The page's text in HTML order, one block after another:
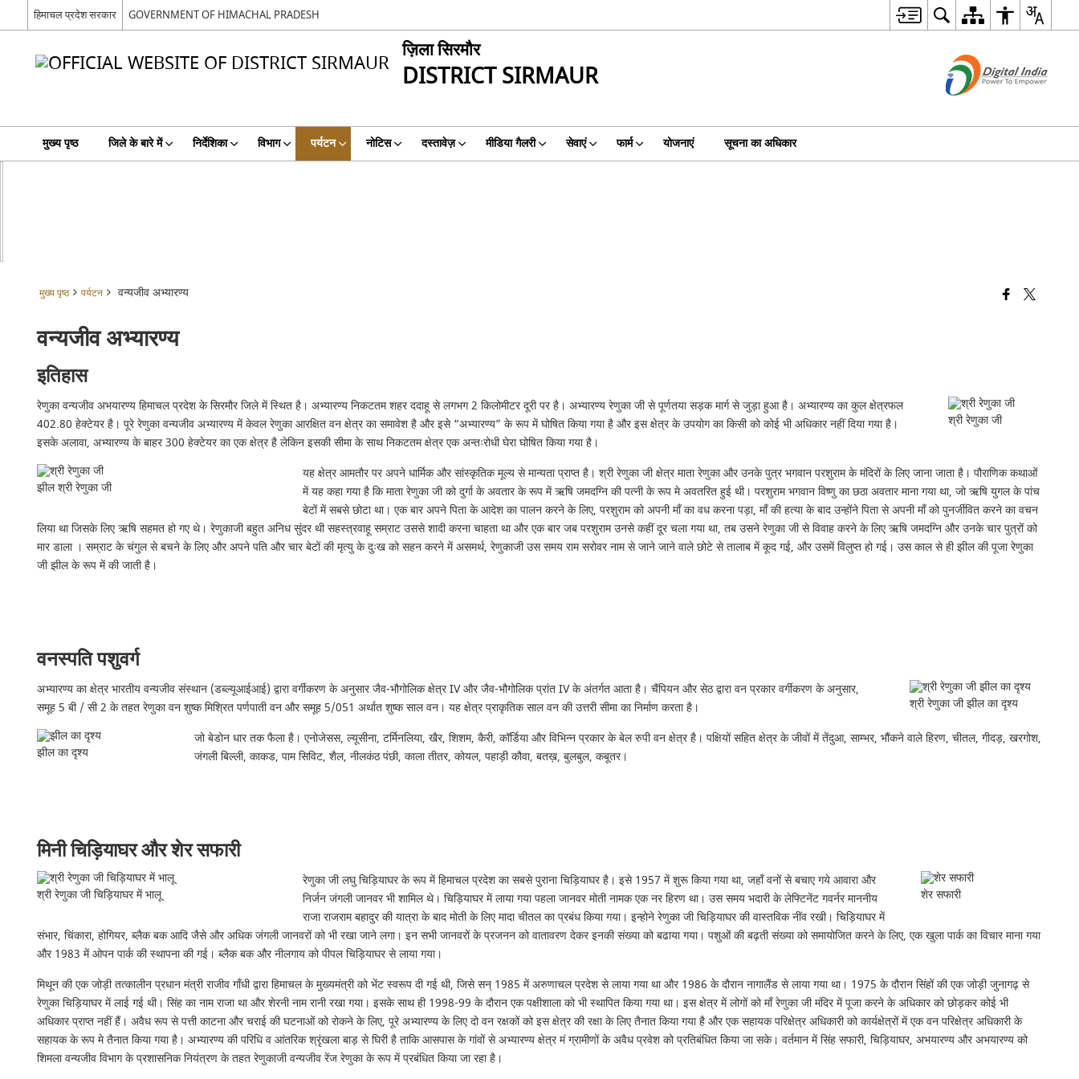
हिमाचल प्रदेश सरकार GOVERNMENT OF HIMACHAL PRADESH
ज़िला सिरमौर
DISTRICT SIRMAUR
मुख्य पृष्ठ जिले के बारे में निर्देशिका विभाग पर्यटन नोटिस दस्तावेज़ मीडिया गैलरी सेवाएं फार्म योजनाएं सूचना का अधिकार
मुख्य पृष्ठ पर्यटन वन्यजीव अभ्यारण्य
वन्यजीव अभ्यारण्य
इतिहास
श्री रेणुका जी
रेणुका वन्यजीव अभयारण्य हिमाचल प्रदेश के सिरमौर जिले में स्थित है। अभ्यारण्य निकटतम शहर ददाहू से लगभग 2 किलोमीटर दूरी पर है। अभ्यारण्य रेणुका जी से पूर्णतया सड़क मार्ग से जुड़ा हुआ है। अभ्यारण्य का कुल क्षेत्रफल
402.80 हेक्टेयर है। पूरे रेणुका वन्यजीव अभ्यारण्य में केवल रेणुका आरक्षित वन क्षेत्र का समावेश है और इसे “अभ्यारण्य” के रूप में घोषित किया गया है और इस क्षेत्र के उपयोग का किसी को कोई भी अधिकार नहीं दिया गया है।
इसके अलावा, अभ्यारण्य के बाहर 300 हेक्टेयर का एक क्षेत्र है लेकिन इसकी सीमा के साथ निकटतम क्षेत्र एक अन्तःरोधी घेरा घोषित किया गया है।
झील श्री रेणुका जी
यह क्षेत्र आमतौर पर अपने धार्मिक और सांस्कृतिक मूल्य से मान्यता प्राप्त है। श्री रेणुका जी क्षेत्र माता रेणुका और उनके पुत्र भगवान परशुराम के मंदिरों के लिए जाना जाता है। पौराणिक कथाओं
में यह कहा गया है कि माता रेणुका जी को दुर्गा के अवतार के रूप में ऋषि जमदग्नि की पत्नी के रूप मे अवतरित हुई थी। परशुराम भगवान विष्णु का छठा अवतार माना गया था, जो ऋषि युगल के पांच
बेटों में सबसे छोटा था। एक बार अपने पिता के आदेश का पालन करने के लिए, परशुराम को अपनी माँ का वध करना पड़ा, माँ की हत्या के बाद उन्होंने पिता से अपनी माँ को पुनर्जीवित करने का वचन
लिया था जिसके लिए ऋषि सहमत हो गए थे। रेणुकाजी बहुत अनिध सुंदर थी सहस्त्रवाहू सम्राट उससे शादी करना चाहता था और एक बार जब परशुराम उनसे कहीं दूर चला गया था, तब उसने रेणुका जी से विवाह करने के लिए ऋषि जमदग्नि और उनके चार पुत्रों को
मार डाला । सम्राट के चंगुल से बचने के लिए और अपने पति और चार बेटों की मृत्यु के दुःख को सहन करने में असमर्थ, रेणुकाजी उस समय राम सरोवर नाम से जाने जाने वाले छोटे से तालाब में कूद गई, और उसमें विलुप्त हो गई। उस काल से ही झील की पूजा रेणुका
जी झील के रूप में की जाती है।
वनस्पति पशुवर्ग
श्री रेणुका जी झील का दृश्य
अभ्यारण्य का क्षेत्र भारतीय वन्यजीव संस्थान (डब्ल्यूआईआई) द्वारा वर्गीकरण के अनुसार जैव-भौगोलिक क्षेत्र IV और जैव-भौगोलिक प्रांत IV के अंतर्गत आता है। चैंपियन और सेठ द्वारा वन प्रकार वर्गीकरण के अनुसार,
समूह 5 बी / सी 2 के तहत रेणुका वन शुष्क मिश्रित पर्णपाती वन और समूह 5/051 अर्थात शुष्क साल वन। यह क्षेत्र प्राकृतिक साल वन की उत्तरी सीमा का निर्माण करता है।
झील का दृश्य
जो बेडोन धार तक फैला है। एनोजेसस, ल्यूसीना, टर्मिनलिया, खैर, शिशम, कैरी, कॉर्डिया और विभिन्न प्रकार के बेल रुपी वन क्षेत्र है। पक्षियों सहित क्षेत्र के जीवों में तेंदुआ, साम्भर, भौंकने वाले हिरण, चीतल, गीदड़, खरगोश,
जंगली बिल्ली, काकड, पाम सिविट, शैल, नीलकंठ पंछी, काला तीतर, कोयल, पहाड़ी कौवा, बतख़, बुलबुल, कबूतर।
मिनी चिड़ियाघर और शेर सफारी
शेर सफारी
श्री रेणुका जी चिड़ियाघर में भालू
रेणुका जी लघु चिड़ियाघर के रूप में हिमाचल प्रदेश का सबसे पुराना चिड़ियाघर है। इसे 1957 में शुरू किया गया था, जहाँ वनों से बचाए गये आवारा और
निर्जन जंगली जानवर भी शामिल थे। चिड़ियाघर में लाया गया पहला जानवर मोती नामक एक नर हिरण था। उस समय भदारी के लेफ्टिनेंट गवर्नर माननीय
राजा राजराम बहादुर की यात्रा के बाद मोती के लिए मादा चीतल का प्रबंध किया गया। इन्होने रेणुका जी चिड़ियाघर की वास्तविक नींव रखी। चिड़ियाघर में
संभार, चिंकारा, होगियर, ब्लैक बक आदि जैसे और अधिक जंगली जानवरों को भी रखा जाने लगा। इन सभी जानवरों के प्रजनन को वातावरण देकर इनकी संख्या को बढाया गया। पशुओं की बढ़ती संख्या को समायोजित करने के लिए, एक खुला पार्क का विचार माना गया
और 1983 में ओपन पार्क की स्थापना की गई। ब्लैक बक और नीलगाय को पीपल चिड़ियाघर से लाया गया।
मिथून की एक जोड़ी तत्कालीन प्रधान मंत्री राजीव गाँधी द्वारा हिमाचल के मुख्यमंत्री को भेंट स्वरूप दी गई थी, जिसे सन् 1985 में अरुणाचल प्रदेश से लाया गया था और 1986 के दौरान नागालैंड से लाया गया था। 1975 के दौरान सिंहों की एक जोड़ी जुनागढ़ से
रेणुका चिड़ियाघर में लाई गई थी। सिंह का नाम राजा था और शेरनी नाम रानी रखा गया। इसके साथ ही 1998-99 के दौरान एक पक्षीशाला को भी स्थापित किया गया था। इस क्षेत्र में लोगों को माँ रेणुका जी मंदिर में पूजा करने के अधिकार को छोड़कर कोई भी
अधिकार प्राप्त नहीं हैं। अवैध रूप से पत्ती काटना और चराई की घटनाओं को रोकने के लिए, पूरे अभ्यारण्य के लिए दो वन रक्षकों को इस क्षेत्र की रक्षा के लिए तैनात किया गया है और एक सहायक परिक्षेत्र अधिकारी को कार्यक्षेत्रों में एक वन परिक्षेत्र अधिकारी के
सहायक के रूप मे तैनात किया गया है। अभ्यारण्य की परिधि व आंतरिक श्रृंखला बाड़ से घिरी है ताकि आसपास के गांवों से अभ्यारण्य क्षेत्र मं ग्रामीणों के अवैध प्रवेश को प्रतिबंधित किया जा सके। वर्तमान में सिंह सफारी, चिड़ियाघर, अभयारण्य और अभयारण्य को
शिमला वन्यजीव विभाग के प्रशासनिक नियंत्रण के तहत रेणुकाजी वन्यजीव रेंज रेणुका के रूप में प्रबंधित किया जा रहा है।